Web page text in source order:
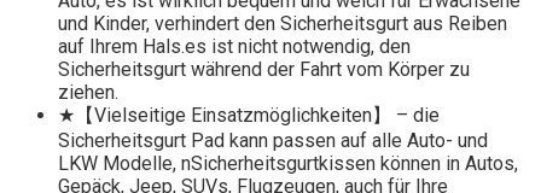
und Kinder, verhindert den Sicherheitsgurt aus Reiben
auf Ihrem Hals.es ist nicht notwendig, den
Sicherheitsgurt während der Fahrt vom Körper zu
ziehen.
★【Vielseitige Einsatzmöglichkeiten】 – die
Sicherheitsgurt Pad kann passen auf alle Auto- und
LKW Modelle, nSicherheitsgurtkissen können in Autos,
Gepäck, Jeep, SUVs, Flugzeugen, auch für Ihre